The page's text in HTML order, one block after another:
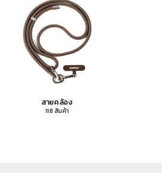
สายคล้อง
118 สินค้า